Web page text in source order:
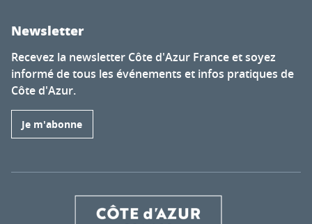
Newsletter
Recevez la newsletter Côte d'Azur France et soyez
informé de tous les événements et infos pratiques de
Côte d'Azur.
Je m'abonne